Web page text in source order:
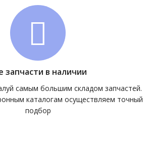
запчасти в наличии
самым большим складом запчастей.
каталогам осуществляем точный
подбор